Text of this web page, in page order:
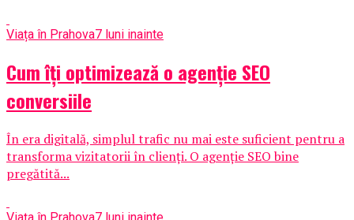
Viața în Prahova7 luni inainte
Cum îți optimizează o agenție SEO
conversiile
În era digitală, simplul trafic nu mai este suficient pentru a
transforma vizitatorii în clienți. O agenție SEO bine
pregătită...
Viața în Prahova7 luni inainte